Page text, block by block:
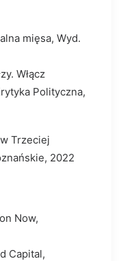
mięsa, Wyd.
Włącz
Polityczna,
Trzeciej
2022
Now,
Capital,